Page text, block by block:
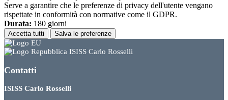
Serve a garantire che le preferenze di privacy dell'utente vengano
rispettate in conformità con normative come il GDPR.
Durata: 180 giorni
Accetta tutti Salva le preferenze
ISISS Carlo Rosselli
Contatti
ISISS Carlo Rosselli